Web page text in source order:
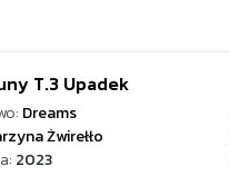
T.3 Upadek
Dreams
Żwirełło
2023